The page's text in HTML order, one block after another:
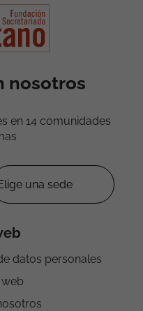
nosotros
en 14 comunidades
datos personales